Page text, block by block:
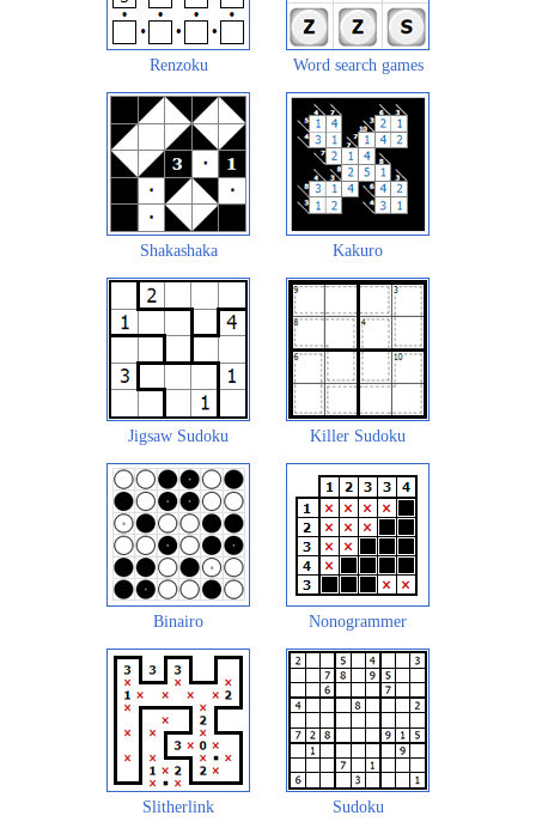
Renzoku Word search games
Shakashaka Kakuro
Jigsaw Sudoku Killer Sudoku
Binairo Nonogrammer
Slitherlink Sudoku